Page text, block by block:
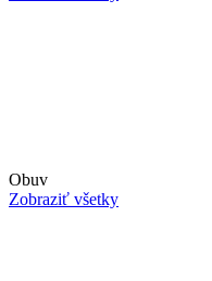
Obuv
Zobraziť všetky